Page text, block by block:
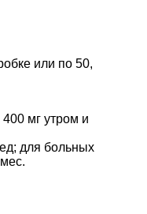
или по 50,
мг утром и
для больных